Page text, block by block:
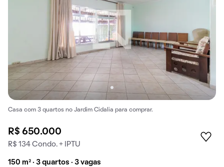
Casa com 3 quartos no Jardim Cidalia para comprar.
R$ 650.000
R$ 134 Condo. + IPTU
150 m² · 3 quartos · 3 vagas